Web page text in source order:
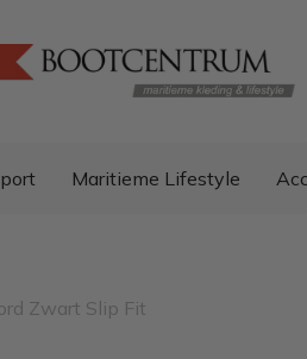
Maritieme Lifestyle
Zwart Slip Fit